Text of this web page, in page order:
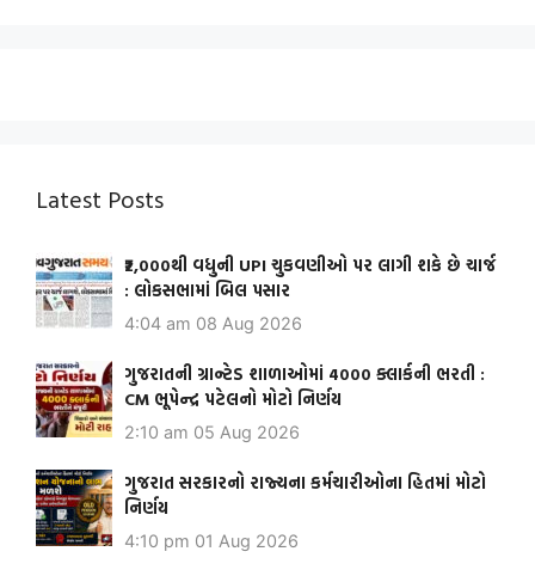
Latest Posts
₹2,000થી વધુની UPI ચુકવણીઓ પર લાગી શકે છે ચાર્જ
: લોકસભામાં બિલ પસાર
4:04 am 08 Aug 2026
ગુજરાતની ગ્રાન્ટેડ શાળાઓમાં 4000 ક્લાર્કની ભરતી :
CM ભૂપેન્દ્ર પટેલનો મોટો નિર્ણય
2:10 am 05 Aug 2026
ગુજરાત સરકારનો રાજ્યના કર્મચારીઓના હિતમાં મોટો
નિર્ણય
4:10 pm 01 Aug 2026